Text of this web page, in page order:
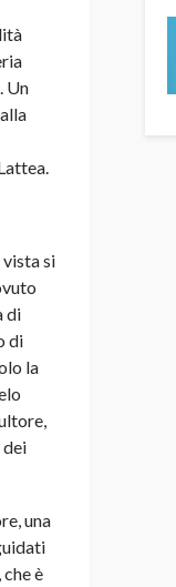
Un
si
di
di
la
dei
una
è